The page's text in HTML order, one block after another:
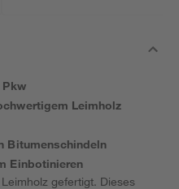
Leimholz
Bitumenschindeln
Einbotinieren
gefertigt. Dieses